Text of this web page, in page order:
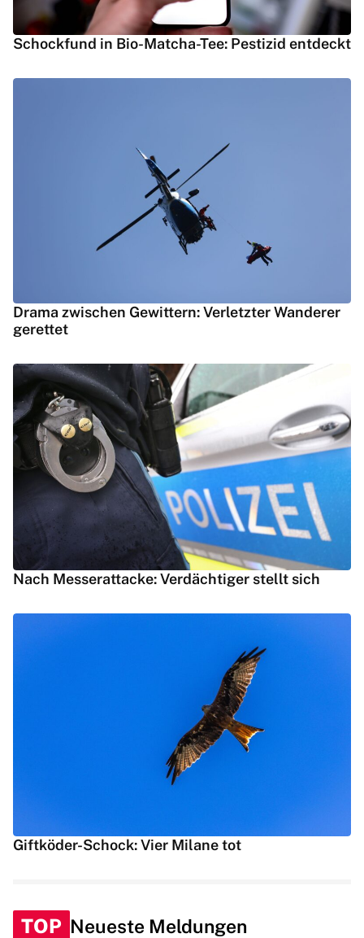
Schockfund in Bio-Matcha-Tee: Pestizid entdeckt
Drama zwischen Gewittern: Verletzter Wanderer
gerettet
Nach Messerattacke: Verdächtiger stellt sich
Giftköder-Schock: Vier Milane tot
TOP Neueste Meldungen